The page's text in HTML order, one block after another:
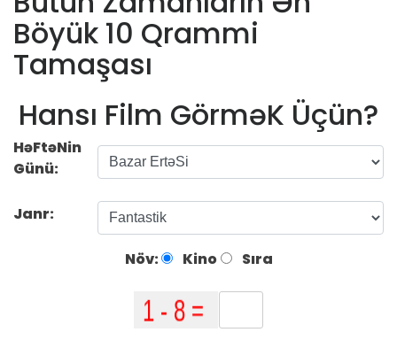
Böyük 10 Qrammi
Tamaşası
Hansı Film GörməK Üçün?
HəFtəNin
Günü:
Janr:
Növ: Kino Sıra